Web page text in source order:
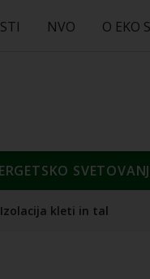
NVO O EKO
Izolacija kleti in tal